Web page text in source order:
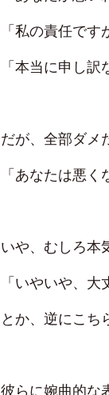
「私の責任です
「本当に申し訳
だが、全部ダメ
「あなたは悪く
いや、むしろ本
「いやいや、大
とか、逆にこち
彼らに婉曲的な